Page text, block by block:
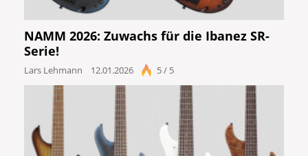
NAMM 2026: Zuwachs für die Ibanez SR-
Serie!
Lars Lehmann 12.01.2026 5 / 5